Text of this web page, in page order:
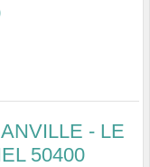
- LE
50400